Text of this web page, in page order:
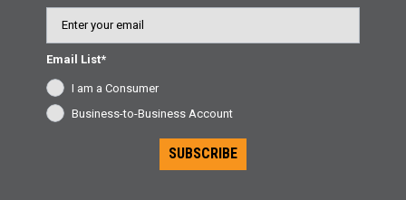
Email List*
I am a Consumer
Business-to-Business Account
SUBSCRIBE